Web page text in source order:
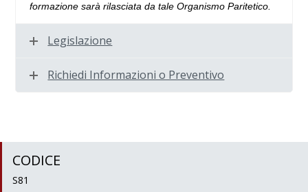
formazionesarà rilasciata da tale Organismo Paritetico.
Legislazione
Richiedi Informazioni o Preventivo
CODICE
S81